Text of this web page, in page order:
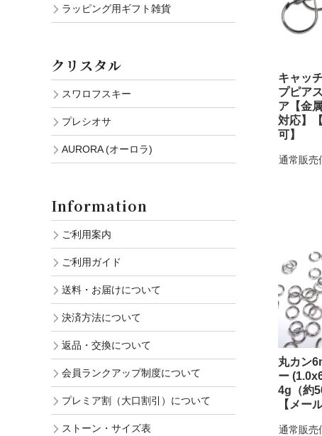
キャッ
プピア
ア【金
対応】
可】
通常販売
丸カン
ー
4g（約
【メー
通常販売
ラッピング用ギフト雑貨
クリスタル
スワロフスキー
プレシオサ
AURORA (オーロラ)
Information
ご利用案内
ご利用ガイド
送料・お届けについて
決済方法について
返品・交換について
会員ランクアップ制度について
プレミア割（大口割引）について
ストーン・サイズ表